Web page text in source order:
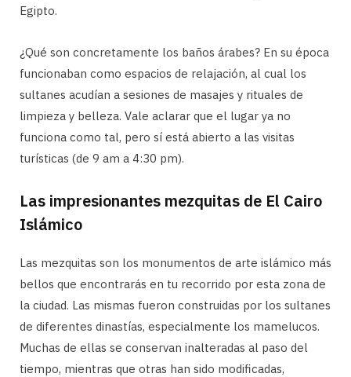
Egipto.
¿Qué son concretamente los baños árabes? En su época
funcionaban como espacios de relajación, al cual los
sultanes acudían a sesiones de masajes y rituales de
limpieza y belleza. Vale aclarar que el lugar ya no
funciona como tal, pero sí está abierto a las visitas
turísticas (de 9 am a 4:30 pm).
Las impresionantes mezquitas de El Cairo
Islámico
Las mezquitas son los monumentos de arte islámico más
bellos que encontrarás en tu recorrido por esta zona de
la ciudad. Las mismas fueron construidas por los sultanes
de diferentes dinastías, especialmente los mamelucos.
Muchas de ellas se conservan inalteradas al paso del
tiempo, mientras que otras han sido modificadas,